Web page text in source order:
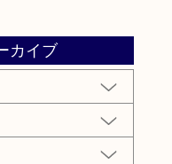
カイブ